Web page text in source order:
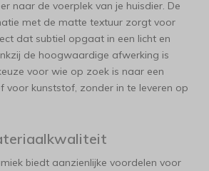
naar de voerplek van je huisdier. De
met de matte textuur zorgt voor
dat subtiel opgaat in een licht en
de hoogwaardige afwerking is
voor wie op zoek is naar een
voor kunststof, zonder in te leveren op
biedt aanzienlijke voordelen voor